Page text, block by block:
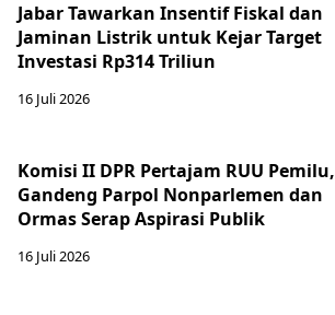
Jabar Tawarkan Insentif Fiskal dan
Jaminan Listrik untuk Kejar Target
Investasi Rp314 Triliun
16 Juli 2026
Komisi II DPR Pertajam RUU Pemilu,
Gandeng Parpol Nonparlemen dan
Ormas Serap Aspirasi Publik
16 Juli 2026